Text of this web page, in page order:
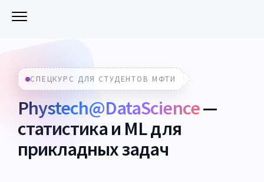
СПЕЦКУРС ДЛЯ СТУДЕНТОВ МФТИ
Phystech@DataScience—
статистика и ML для
прикладных задач